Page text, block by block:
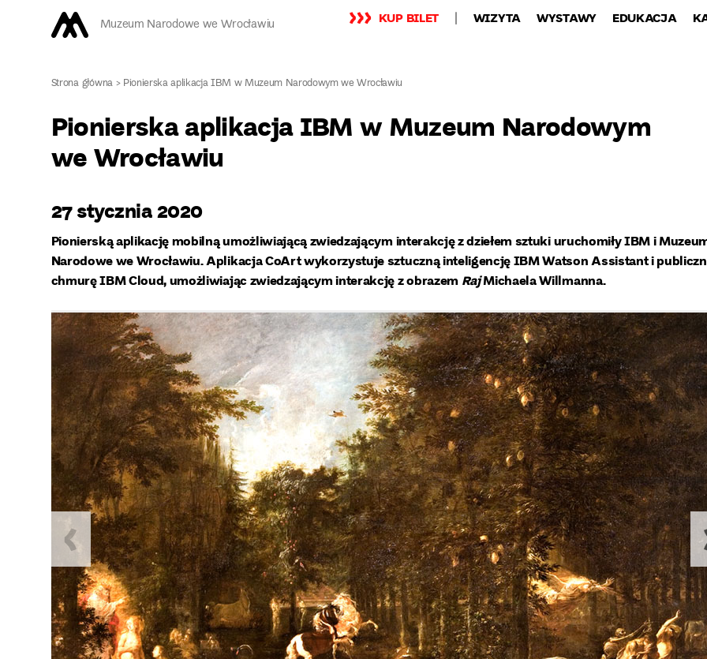
Muzeum Narodowe we Wrocławiu KUP BILET WIZYTA WYSTAWY EDUKACJA
Strona główna>Pionierska aplikacja IBM w Muzeum Narodowym we Wrocławiu
Pionierska aplikacja IBM w Muzeum Narodowym
we Wrocławiu
27 stycznia 2020
Pionierską aplikację mobilną umożliwiającą zwiedzającym interakcję z dziełem sztuki uruchomiły IBM i
Narodowe we Wrocławiu. Aplikacja CoArt wykorzystuje sztuczną inteligencję IBM Watson Assistant i
chmurę IBM Cloud, umożliwiając zwiedzającym interakcję z obrazem RajMichaela Willmanna.